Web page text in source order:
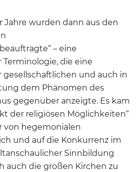
Jahre wurden dann aus den
– eine
die eine
gesellschaftlichen und auch in
dem Phänomen des
gegenüber anzeigte. Es kam
der religiösen Möglichkeiten“
von hegemonialen
und auf die Konkurrenz im
Sinnbildung
auch die großen Kirchen zu